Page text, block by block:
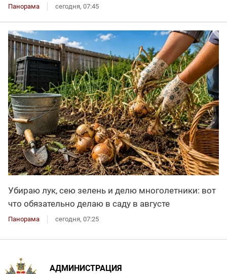
Панорама сегодня, 07:45
Убираю лук, сею зелень и делю многолетники: вот
что обязательно делаю в саду в августе
Панорама сегодня, 07:25
АДМИНИСТРАЦИЯ